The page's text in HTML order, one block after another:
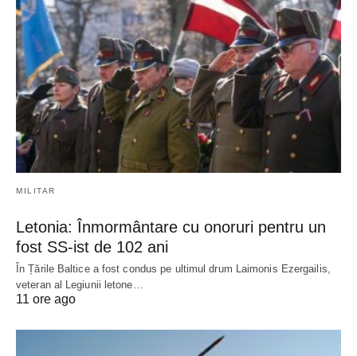
MILITAR
Letonia: Înmormântare cu onoruri pentru un
fost SS-ist de 102 ani
În Țările Baltice a fost condus pe ultimul drum Laimonis Ezergailis,
veteran al Legiunii letone…
11 ore ago